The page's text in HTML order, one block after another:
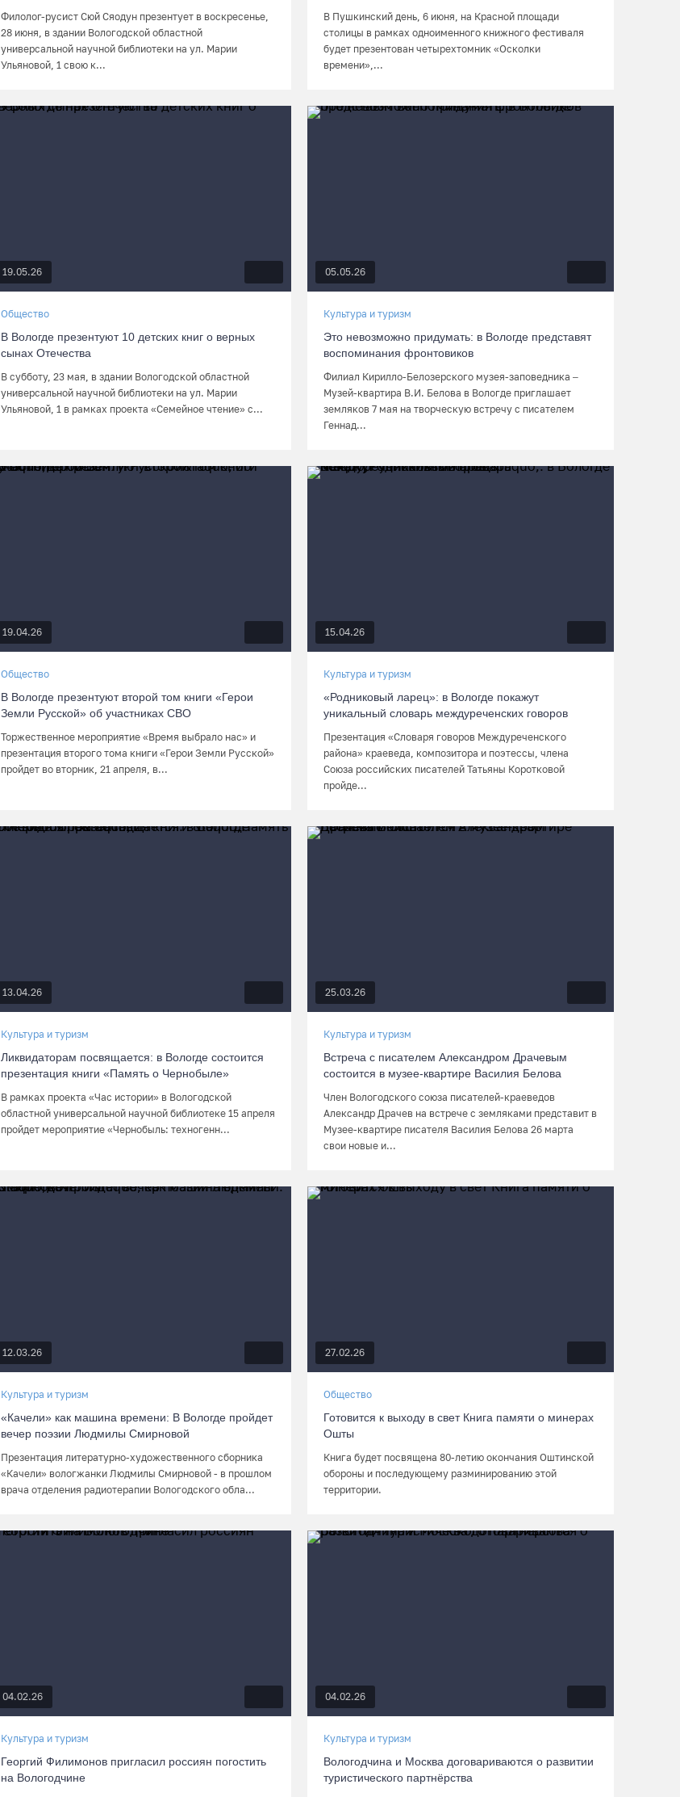
Филолог-русист Сюй Сяодун презентует в воскресенье,
28 июня, в здании Вологодской областной
универсальной научной библиотеки на ул. Марии
Ульяновой, 1 свою к...
В Пушкинский день, 6 июня, на Красной площади
столицы в рамках одноименного книжного фестиваля
будет презентован четырехтомник «Осколки
времени»,...
19.05.26
Общество
В Вологде презентуют 10 детских книг о верных
сынах Отечества
В субботу, 23 мая, в здании Вологодской областной
универсальной научной библиотеки на ул. Марии
Ульяновой, 1 в рамках проекта «Семейное чтение» с...
05.05.26
Культура и туризм
Это невозможно придумать: в Вологде представят
воспоминания фронтовиков
Филиал Кирилло-Белозерского музея-заповедника –
Музей-квартира В.И. Белова в Вологде приглашает
земляков 7 мая на творческую встречу с писателем
Геннад...
19.04.26
Общество
В Вологде презентуют второй том книги «Герои
Земли Русской» об участниках СВО
Торжественное мероприятие «Время выбрало нас» и
презентация второго тома книги «Герои Земли Русской»
пройдет во вторник, 21 апреля, в...
15.04.26
Культура и туризм
«Родниковый ларец»: в Вологде покажут
уникальный словарь междуреченских говоров
Презентация «Словаря говоров Междуреченского
района» краеведа, композитора и поэтессы, члена
Союза российских писателей Татьяны Коротковой
пройде...
13.04.26
Культура и туризм
Ликвидаторам посвящается: в Вологде состоится
презентация книги «Память о Чернобыле»
В рамках проекта «Час истории» в Вологодской
областной универсальной научной библиотеке 15 апреля
пройдет мероприятие «Чернобыль: техногенн...
25.03.26
Культура и туризм
Встреча с писателем Александром Драчевым
состоится в музее-квартире Василия Белова
Член Вологодского союза писателей-краеведов
Александр Драчев на встрече с земляками представит в
Музее-квартире писателя Василия Белова 26 марта
свои новые и...
12.03.26
Культура и туризм
«Качели» как машина времени: В Вологде пройдет
вечер поэзии Людмилы Смирновой
Презентация литературно-художественного сборника
«Качели» вологжанки Людмилы Смирновой - в прошлом
врача отделения радиотерапии Вологодского обла...
27.02.26
Общество
Готовится к выходу в свет Книга памяти о минерах
Ошты
Книга будет посвящена 80-летию окончания Оштинской
обороны и последующему разминированию этой
территории.
04.02.26
Культура и туризм
Георгий Филимонов пригласил россиян погостить
на Вологодчине
04.02.26
Культура и туризм
Вологодчина и Москва договариваются о развитии
туристического партнёрства